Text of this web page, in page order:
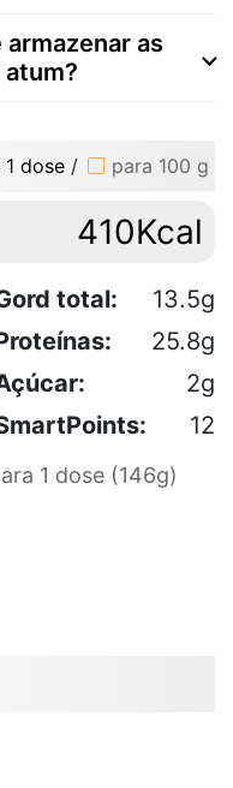
armazenar as
1 dose / para 100 g
410Kcal
total:
13.5g
25.8g
2g
12
1 dose (146g)